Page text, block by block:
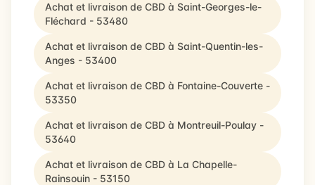
Achat et livraison de CBD à Saint-Georges-le-
Fléchard - 53480
Achat et livraison de CBD à Saint-Quentin-les-
Anges - 53400
Achat et livraison de CBD à Fontaine-Couverte -
53350
Achat et livraison de CBD à Montreuil-Poulay -
53640
Achat et livraison de CBD à La Chapelle-
Rainsouin - 53150